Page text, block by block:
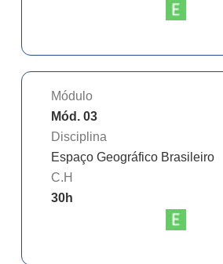
Módulo
Mód. 03
Disciplina
Espaço Geográfico Brasileiro
C.H
30h